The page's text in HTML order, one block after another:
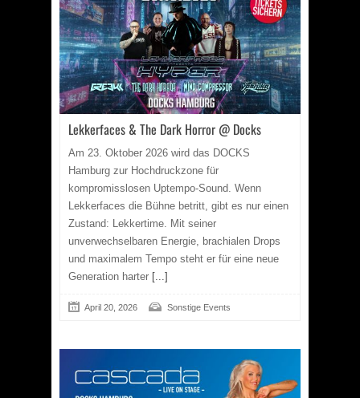
Lekkerfaces & The Dark Horror @ Docks
Am 23. Oktober 2026 wird das DOCKS
Hamburg zur Hochdruckzone für
kompromisslosen Uptempo-Sound. Wenn
Lekkerfaces die Bühne betritt, gibt es nur einen
Zustand: Lekkertime. Mit seiner
unverwechselbaren Energie, brachialen Drops
und maximalem Tempo steht er für eine neue
Generation harter [...]
April 20, 2026 Sonstige Events